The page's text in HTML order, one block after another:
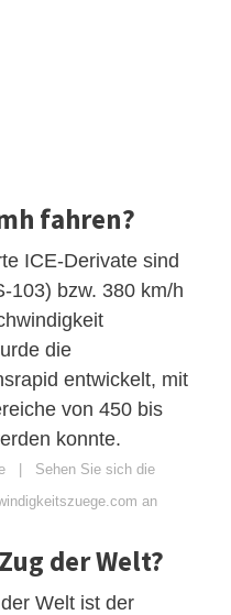
fahren?
ICE-Derivate sind
103) bzw. 380 km/h
die
entwickelt, mit
von 450 bis
konnte.
| Sehen Sie sich die
an
der Welt?
Welt ist der